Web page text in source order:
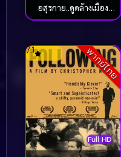
อสุรกาย..ดูดล้างเมือง
(1998)
พากย์ไทย
Full HD
7.1